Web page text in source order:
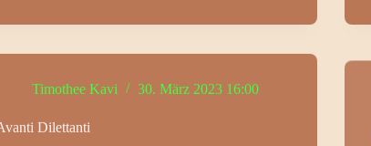
Timothee Kavi 30. März 2023 16:00
Dilettanti